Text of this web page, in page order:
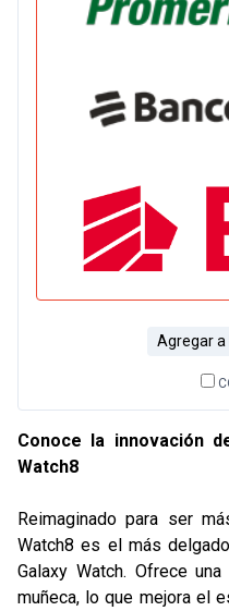
Agregar a
Conoce la innovación
Watch8
Reimaginado para ser
Watch8 es el más
Galaxy Watch. Ofrece
muñeca, lo que mejora el